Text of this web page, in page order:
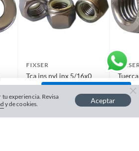
FIXSER
Tca ins nyl inx 5/16x0
bp1 5pzs
$16
VER PRODUCTO
bp1
$27
experiencia. Revisa
y de cookies. Aceptar